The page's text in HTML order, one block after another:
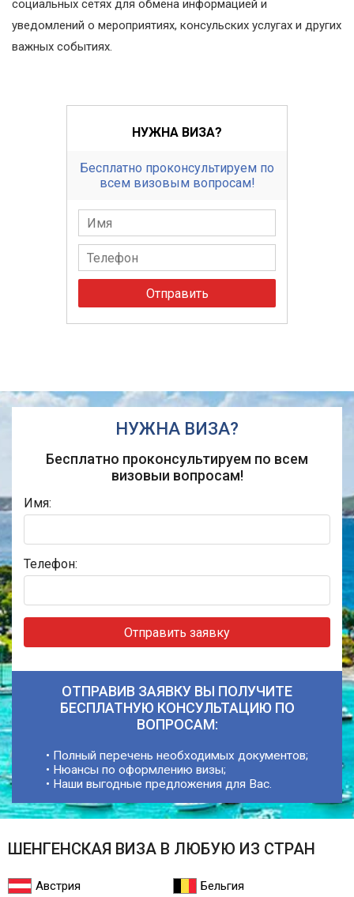
социальных сетях для обмена информацией и
уведомлений о мероприятиях, консульских услугах и других
важных событиях.
НУЖНА ВИЗА?
Бесплатно проконсультируем по
всем визовым вопросам!
Отправить
НУЖНА ВИЗА?
Бесплатно проконсультируем по всем
визовыи вопросам!
Имя:
Телефон:
Отправить заявку
ОТПРАВИВ ЗАЯВКУ ВЫ ПОЛУЧИТЕ
БЕСПЛАТНУЮ КОНСУЛЬТАЦИЮ ПО
ВОПРОСАМ:
• Полный перечень необходимых документов;
• Нюансы по оформлению визы;
• Наши выгодные предложения для Вас.
ШЕНГЕНСКАЯ ВИЗА В ЛЮБУЮ ИЗ СТРАН
Австрия Бельгия